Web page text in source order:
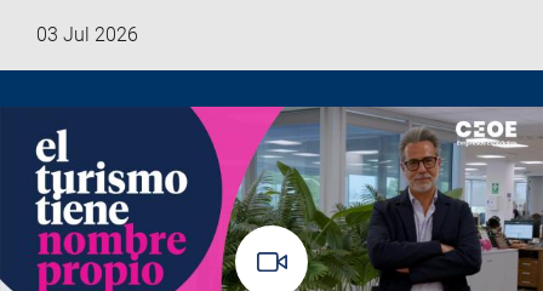
03 Jul 2026